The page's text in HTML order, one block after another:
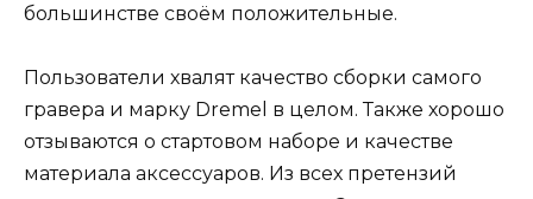
большинстве своём положительные.
Пользователи хвалят качество сборки самого
гравера и марку Dremel в целом. Также хорошо
отзываются о стартовом наборе и качестве
материала аксессуаров. Из всех претензий